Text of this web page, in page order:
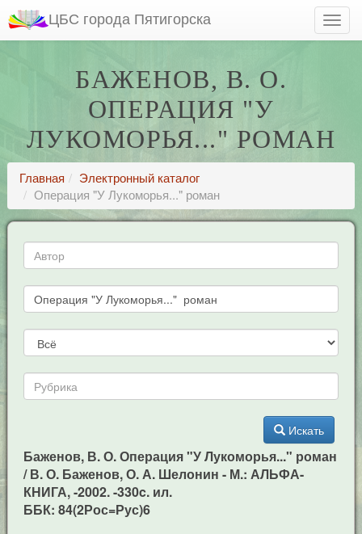
ЦБС города Пятигорска
БАЖЕНОВ, В. О.
ОПЕРАЦИЯ "У
ЛУКОМОРЬЯ..." РОМАН
Главная
Электронный каталог
Операция "У Лукоморья..." роман
Искать
Баженов, В. О. Операция "У Лукоморья..." роман
/ В. О. Баженов, О. А. Шелонин - М.: АЛЬФА-
КНИГА, -2002. -330c. ил.
ББК: 84(2Рос=Рус)6